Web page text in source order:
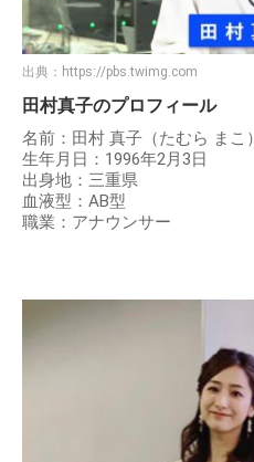
出典： https://pbs.twimg.com
田村真子のプロフィール
名前：田村 真子（たむら まこ）
生年月日：1996年2月3日
出身地：三重県
血液型：AB型
職業：アナウンサー